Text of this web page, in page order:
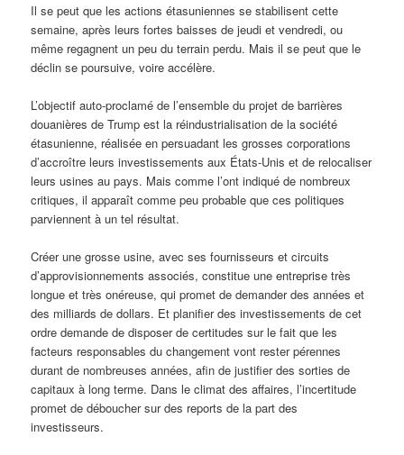
Il se peut que les actions étasuniennes se stabilisent cette
semaine, après leurs fortes baisses de jeudi et vendredi, ou
même regagnent un peu du terrain perdu. Mais il se peut que le
déclin se poursuive, voire accélère.
L’objectif auto-proclamé de l’ensemble du projet de barrières
douanières de Trump est la réindustrialisation de la société
étasunienne, réalisée en persuadant les grosses corporations
d’accroître leurs investissements aux États-Unis et de relocaliser
leurs usines au pays. Mais comme l’ont indiqué de nombreux
critiques, il apparaît comme peu probable que ces politiques
parviennent à un tel résultat.
Créer une grosse usine, avec ses fournisseurs et circuits
d’approvisionnements associés, constitue une entreprise très
longue et très onéreuse, qui promet de demander des années et
des milliards de dollars. Et planifier des investissements de cet
ordre demande de disposer de certitudes sur le fait que les
facteurs responsables du changement vont rester pérennes
durant de nombreuses années, afin de justifier des sorties de
capitaux à long terme. Dans le climat des affaires, l’incertitude
promet de déboucher sur des reports de la part des
investisseurs.